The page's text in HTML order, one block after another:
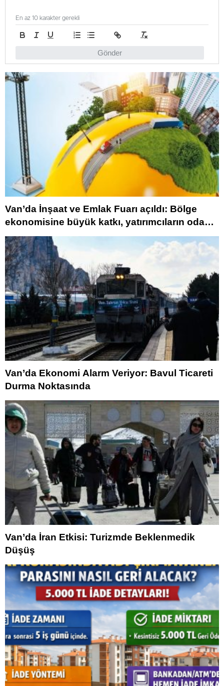
Gönder
En az 10 karakter gerekli
Van’da İnşaat ve Emlak Fuarı açıldı: Bölge
ekonomisine büyük katkı, yatırımcıların odağı
oldu
Van’da Ekonomi Alarm Veriyor: Bavul Ticareti
Durma Noktasında
Van’da İran Etkisi: Turizmde Beklenmedik
Düşüş